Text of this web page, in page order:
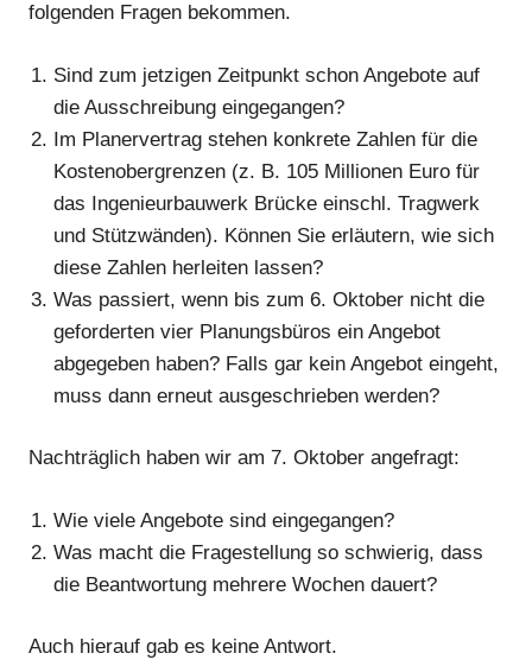
Anzeige
folgenden Fragen bekommen.
Sind zum jetzigen Zeitpunkt schon Angebote auf
die Ausschreibung eingegangen?
Im Planervertrag stehen konkrete Zahlen für die
Kostenobergrenzen (z. B. 105 Millionen Euro für
das Ingenieurbauwerk Brücke einschl. Tragwerk
und Stützwänden). Können Sie erläutern, wie sich
diese Zahlen herleiten lassen?
Was passiert, wenn bis zum 6. Oktober nicht die
geforderten vier Planungsbüros ein Angebot
abgegeben haben? Falls gar kein Angebot eingeht,
muss dann erneut ausgeschrieben werden?
Nachträglich haben wir am 7. Oktober angefragt:
Wie viele Angebote sind eingegangen?
Was macht die Fragestellung so schwierig, dass
die Beantwortung mehrere Wochen dauert?
Auch hierauf gab es keine Antwort.